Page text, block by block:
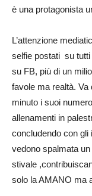
è una protagonista
L’attenzione
selfie postati su tutti
su FB, più di un
favole ma realtà.
minuto i suoi
allenamenti in
concludendo con gli
vedono spalmata un
stivale
solo la AMANO ma